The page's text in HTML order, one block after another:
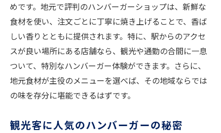
めです。地元で評判のハンバーガーショップは、新鮮な
食材を使い、注文ごとに丁寧に焼き上げることで、香ば
しい香りとともに提供されます。特に、駅からのアクセ
スが良い場所にある店舗なら、観光や通勤の合間に一息
ついて、特別なハンバーガー体験ができます。さらに、
地元食材が主役のメニューを選べば、その地域ならでは
の味を存分に堪能できるはずです。
観光客に人気のハンバーガーの秘密